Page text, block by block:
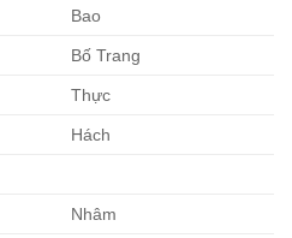
Bao
Bố Trang
Thực
Hách
Nhâm